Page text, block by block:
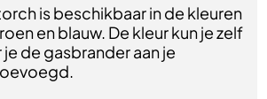
is beschikbaar in de kleuren
en blauw. De kleur kun je zelf
de gasbrander aan je